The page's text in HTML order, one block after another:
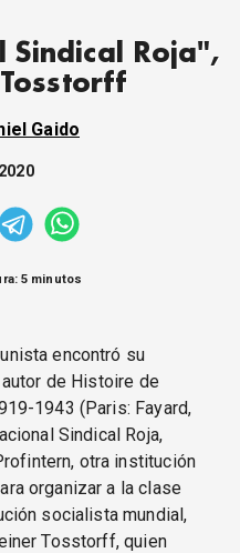
CULTURA
Sindical Roja",
Gaido
5 minutos
encontró su
de Histoire de
1943 (Paris: Fayard,
Sindical Roja,
otra institución
organizar a la clase
socialista mundial,
Tosstorff, quien